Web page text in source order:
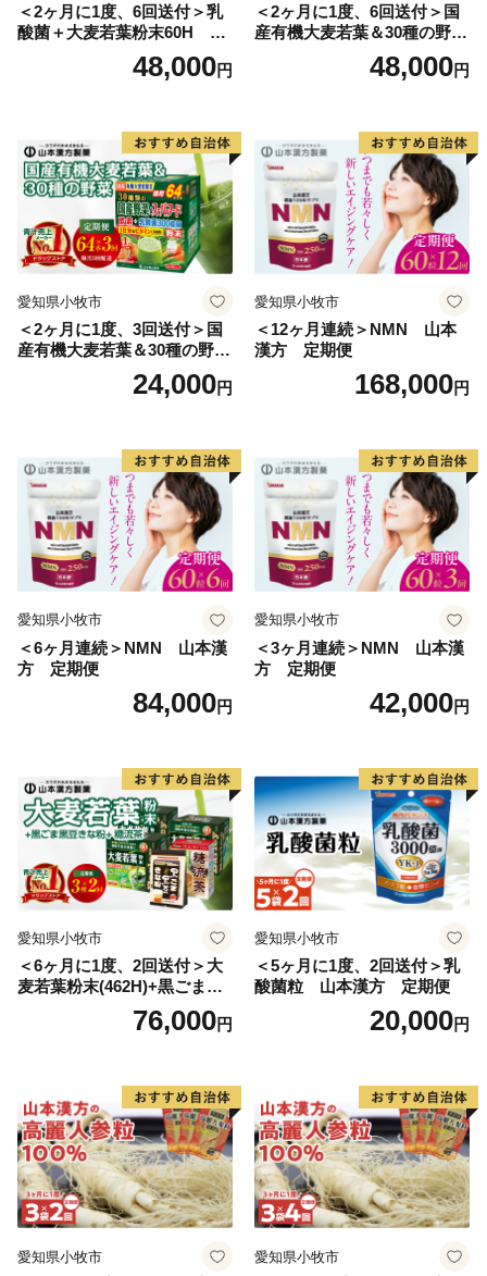
＜2ヶ月に1度、6回送付＞乳
酸菌＋大麦若葉粉末60H 山
48,000円
＜2ヶ月に1度、6回送付＞国
産有機大麦若葉＆30種の野
菜 山本漢方 定期便
48,000円
愛知県小牧市
＜2ヶ月に1度、3回送付＞国
産有機大麦若葉＆30種の野
菜 山本漢方 定期便
24,000円
愛知県小牧市
＜12ヶ月連続＞NMN 山本
漢方 定期便
168,000円
愛知県小牧市
＜6ヶ月連続＞NMN 山本漢
方 定期便
84,000円
愛知県小牧市
＜3ヶ月連続＞NMN 山本漢
方 定期便
42,000円
愛知県小牧市
＜6ヶ月に1度、2回送付＞大
麦若葉粉末(462H)+黒ごま黒
豆きな粉+ 糖流茶 山本漢
76,000円
愛知県小牧市
＜5ヶ月に1度、2回送付＞乳
酸菌粒 山本漢方 定期便
20,000円
愛知県小牧市 愛知県小牧市